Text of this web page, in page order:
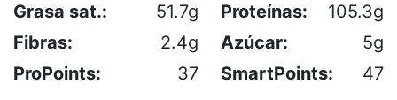
Grasa sat.:
51.7g Proteínas:
105.3g
Fibras:
2.4g Azúcar:
5g
ProPoints:
37 SmartPoints: 47